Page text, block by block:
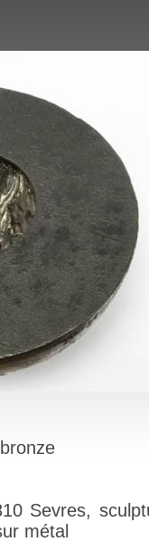
Sevres,
métal